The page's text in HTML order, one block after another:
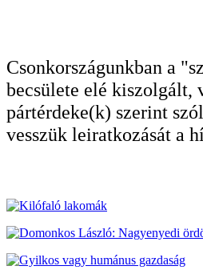
Csonkországunkban a
becsülete elé kiszolgált,
pártérdeke(k) szerint
vesszük leiratkozását a